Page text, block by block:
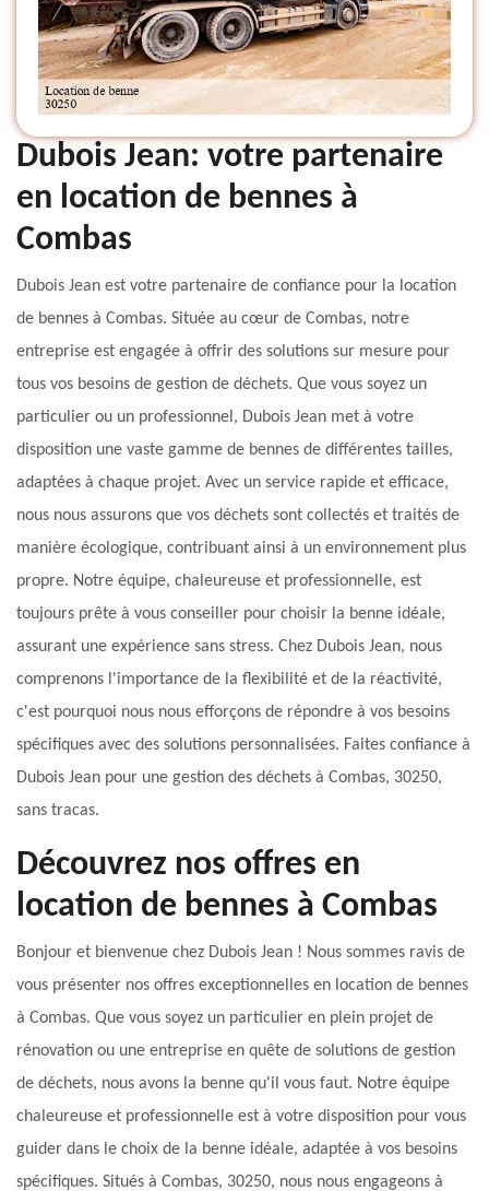
Dubois Jean: votre partenaire
en location de bennes à
Combas
Dubois Jean est votre partenaire de confiance pour la location
de bennes à Combas. Située au cœur de Combas, notre
entreprise est engagée à offrir des solutions sur mesure pour
tous vos besoins de gestion de déchets. Que vous soyez un
particulier ou un professionnel, Dubois Jean met à votre
disposition une vaste gamme de bennes de différentes tailles,
adaptées à chaque projet. Avec un service rapide et efficace,
nous nous assurons que vos déchets sont collectés et traités de
manière écologique, contribuant ainsi à un environnement plus
propre. Notre équipe, chaleureuse et professionnelle, est
toujours prête à vous conseiller pour choisir la benne idéale,
assurant une expérience sans stress. Chez Dubois Jean, nous
comprenons l'importance de la flexibilité et de la réactivité,
c'est pourquoi nous nous efforçons de répondre à vos besoins
spécifiques avec des solutions personnalisées. Faites confiance à
Dubois Jean pour une gestion des déchets à Combas, 30250,
sans tracas.
Découvrez nos offres en
location de bennes à Combas
Bonjour et bienvenue chez Dubois Jean ! Nous sommes ravis de
vous présenter nos offres exceptionnelles en location de bennes
à Combas. Que vous soyez un particulier en plein projet de
rénovation ou une entreprise en quête de solutions de gestion
de déchets, nous avons la benne qu'il vous faut. Notre équipe
chaleureuse et professionnelle est à votre disposition pour vous
guider dans le choix de la benne idéale, adaptée à vos besoins
spécifiques. Situés à Combas, 30250, nous nous engageons à